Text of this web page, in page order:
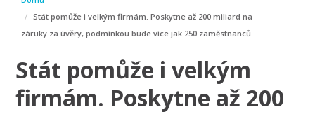
Stát pomůže i velkým firmám. Poskytne až 200 miliard na
záruky za úvěry, podmínkou bude více jak 250 zaměstnanců
Stát pomůže i velkým
firmám. Poskytne až 200